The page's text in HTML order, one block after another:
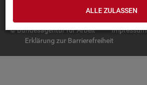
ALLE ZULASSEN
© Bundesagentur für Arbeit Impressum
Erklärung zur Barrierefreiheit